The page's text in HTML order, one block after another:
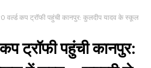
वर्ल्ड कप ट्रॉफी पहुंची कानपुर: कुलदीप यादव के स्कूल
ट्रॉफी पहुंची कानपुर: